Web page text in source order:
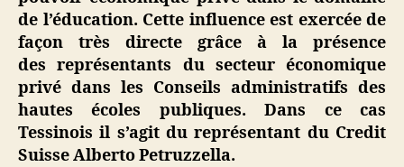
de l’éducation. Cette influence est exercée de
façon très directe grâce à la présence
des représentants du secteur économique
privé dans les Conseils administratifs des
hautes écoles publiques. Dans ce cas
Tessinois il s’agit du représentant du Credit
Suisse Alberto Petruzzella.